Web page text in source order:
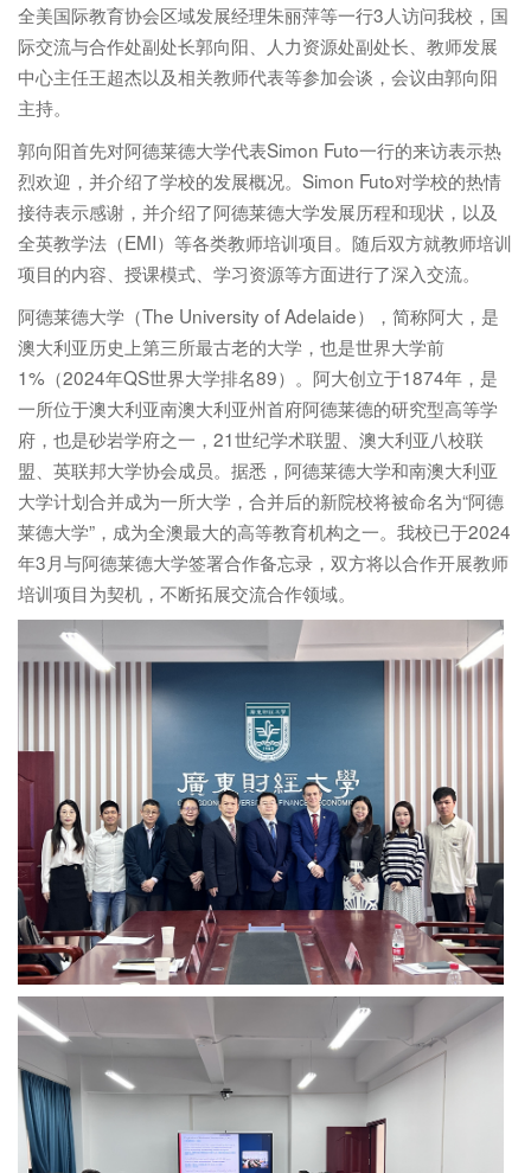
全美国际教育协会区域发展经理朱丽萍等一行3人访问我校，国
际交流与合作处副处长郭向阳、人力资源处副处长、教师发展
中心主任王超杰以及相关教师代表等参加会谈，会议由郭向阳
主持。
郭向阳首先对阿德莱德大学代表Simon Futo一行的来访表示热
烈欢迎，并介绍了学校的发展概况。Simon Futo对学校的热情
接待表示感谢，并介绍了阿德莱德大学发展历程和现状，以及
全英教学法（EMI）等各类教师培训项目。随后双方就教师培训
项目的内容、授课模式、学习资源等方面进行了深入交流。
阿德莱德大学（The University of Adelaide），简称阿大，是
澳大利亚历史上第三所最古老的大学，也是世界大学前
1%（2024年QS世界大学排名89）。阿大创立于1874年，是
一所位于澳大利亚南澳大利亚州首府阿德莱德的研究型高等学
府，也是砂岩学府之一，21世纪学术联盟、澳大利亚八校联
盟、英联邦大学协会成员。据悉，阿德莱德大学和南澳大利亚
大学计划合并成为一所大学，合并后的新院校将被命名为“阿德
莱德大学”，成为全澳最大的高等教育机构之一。我校已于2024
年3月与阿德莱德大学签署合作备忘录，双方将以合作开展教师
培训项目为契机，不断拓展交流合作领域。